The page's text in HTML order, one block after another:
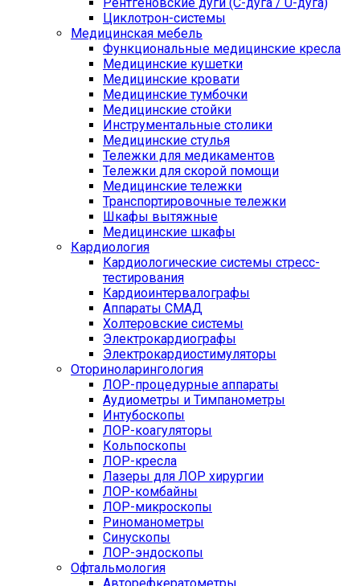
Циклотрон-системы
Медицинская мебель
Функциональные медицинские кресла
Медицинские кушетки
Медицинские кровати
Медицинские тумбочки
Медицинские стойки
Инструментальные столики
Медицинские стулья
Тележки для медикаментов
Тележки для скорой помощи
Медицинские тележки
Транспортировочные тележки
Шкафы вытяжные
Медицинские шкафы
Кардиология
Кардиологические системы стресс-
тестирования
Кардиоинтервалографы
Аппараты СМАД
Холтеровские системы
Электрокардиографы
Электрокардиостимуляторы
Оториноларингология
ЛОР-процедурные аппараты
Аудиометры и Тимпанометры
Интубоскопы
ЛОР-коагуляторы
Кольпоскопы
ЛОР-кресла
Лазеры для ЛОР хирургии
ЛОР-комбайны
ЛОР-микроскопы
Риноманометры
Синускопы
ЛОР-эндоскопы
Офтальмология